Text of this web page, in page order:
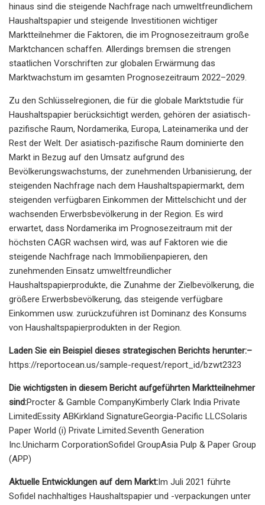
hinaus sind die steigende Nachfrage nach umweltfreundlichem
Haushaltspapier und steigende Investitionen wichtiger
Marktteilnehmer die Faktoren, die im Prognosezeitraum große
Marktchancen schaffen. Allerdings bremsen die strengen
staatlichen Vorschriften zur globalen Erwärmung das
Marktwachstum im gesamten Prognosezeitraum 2022–2029.
Zu den Schlüsselregionen, die für die globale Marktstudie für
Haushaltspapier berücksichtigt werden, gehören der asiatisch-
pazifische Raum, Nordamerika, Europa, Lateinamerika und der
Rest der Welt. Der asiatisch-pazifische Raum dominierte den
Markt in Bezug auf den Umsatz aufgrund des
Bevölkerungswachstums, der zunehmenden Urbanisierung, der
steigenden Nachfrage nach dem Haushaltspapiermarkt, dem
steigenden verfügbaren Einkommen der Mittelschicht und der
wachsenden Erwerbsbevölkerung in der Region. Es wird
erwartet, dass Nordamerika im Prognosezeitraum mit der
höchsten CAGR wachsen wird, was auf Faktoren wie die
steigende Nachfrage nach Immobilienpapieren, den
zunehmenden Einsatz umweltfreundlicher
Haushaltspapierprodukte, die Zunahme der Zielbevölkerung, die
größere Erwerbsbevölkerung, das steigende verfügbare
Einkommen usw. zurückzuführen ist Dominanz des Konsums
von Haushaltspapierprodukten in der Region.
Laden Sie ein Beispiel dieses strategischen Berichts herunter:–
https://reportocean.us/sample-request/report_id/bzwt2323
Die wichtigsten in diesem Bericht aufgeführten Marktteilnehmer
sind:Procter & Gamble CompanyKimberly Clark India Private
LimitedEssity ABKirkland SignatureGeorgia-Pacific LLCSolaris
Paper World (i) Private Limited.Seventh Generation
Inc.Unicharm CorporationSofidel GroupAsia Pulp & Paper Group
(APP)
Aktuelle Entwicklungen auf dem Markt:Im Juli 2021 führte
Sofidel nachhaltiges Haushaltspapier und -verpackungen unter